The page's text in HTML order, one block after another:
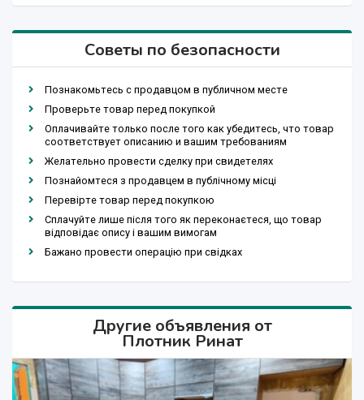
Советы по безопасности
Познакомьтесь с продавцом в публичном месте
Проверьте товар перед покупкой
Оплачивайте только после того как убедитесь, что товар
соответствует описанию и вашим требованиям
Желательно провести сделку при свидетелях
Познайомтеся з продавцем в публічному місці
Перевірте товар перед покупкою
Сплачуйте лише після того як переконаєтеся, що товар
відповідає опису і вашим вимогам
Бажано провести операцію при свідках
Другие объявления от
Плотник Ринат